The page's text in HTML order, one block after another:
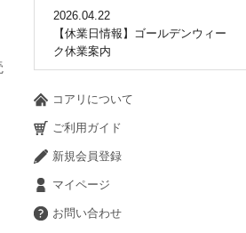
2026.04.22
【休業日情報】ゴールデンウィー
ク休業案内
コアリについて
ご利用ガイド
新規会員登録
マイページ
お問い合わせ